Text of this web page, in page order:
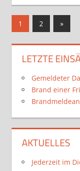
1 2 »
LETZTE
Gemeldeter
Brand einer
AKTUELLES
Jederzeit im